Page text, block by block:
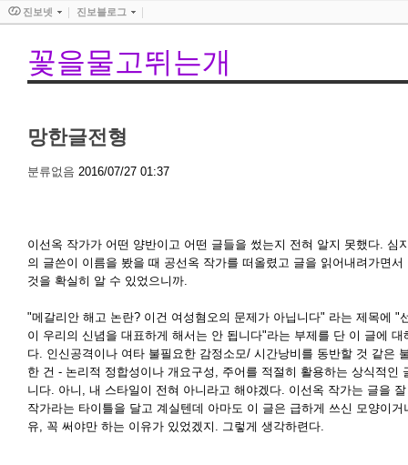
꽃을물고뛰는개
망한글전형
분류없음 2016/07/27 01:37
이선옥 작가가 어떤 양반이고 어떤 글들을 썼는지 전혀 알지 못했다. 심
의 글쓴이 이름을 봤을 때 공선옥 작가를 떠올렸고 글을 읽어내려가면
것을 확실히 알 수 있었으니까.
"메갈리안 해고 논란? 이건 여성혐오의 문제가 아닙니다" 라는 제목에
이 우리의 신념을 대표하게 해서는 안 됩니다"라는 부제를 단 이 글에
다. 인신공격이나 여타 불필요한 감정소모/ 시간낭비를 동반할 것 같은
한 건 - 논리적 정합성이나 개요구성, 주어를 적절히 활용하는 상식적인
니다. 아니, 내 스타일이 전혀 아니라고 해야겠다. 이선옥 작가는 글을
작가라는 타이틀을 달고 계실텐데 아마도 이 글은 급하게 쓰신 모양이
유, 꼭 써야만 하는 이유가 있었겠지. 그렇게 생각하련다.
진보넷 진보블로그